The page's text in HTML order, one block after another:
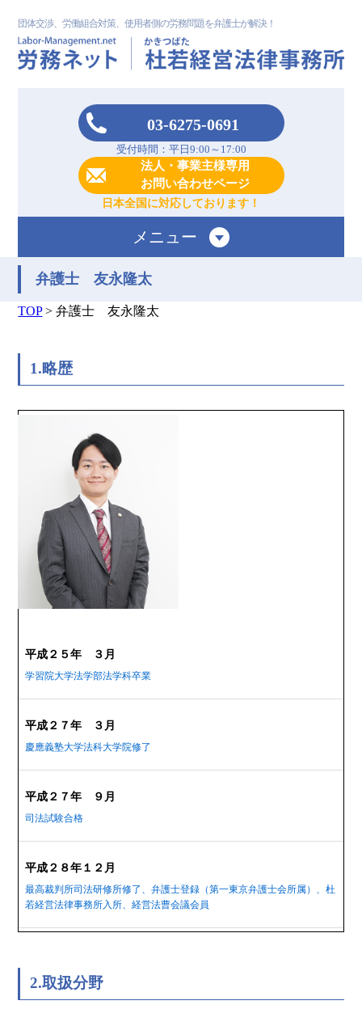
団体交渉、労働組合対策、使用者側の労務問題を弁護士が解決！
03-6275-0691
受付時間：平日9:00～17:00
法人・事業主様専用
お問い合わせページ
日本全国に対応しております！
メニュー
弁護士 友永隆太
TOP>弁護士 友永隆太
1.略歴
平成２５年 ３月
学習院大学法学部法学科卒業
平成２７年 ３月
慶應義塾大学法科大学院修了
平成２７年 ９月
司法試験合格
平成２８年１２月
最高裁判所司法研修所修了、弁護士登録（第一東京弁護士会所属）、杜
若経営法律事務所入所、経営法曹会議会員
2.取扱分野